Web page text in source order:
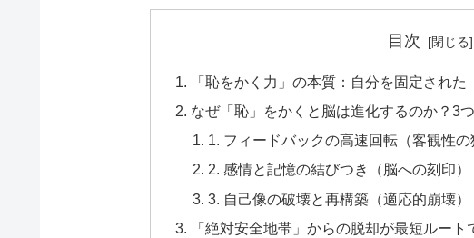
目次
「恥をかく力」の本質：自分を固定され
なぜ「恥」をかくと脳は進化するのか？3
1. フィードバックの高速回転（客観性の
2. 感情と記憶の結びつき（脳への刻印）
3. 自己像の破壊と再構築（適応的崩壊）
「絶対安全地帯」からの脱却が最短ルート